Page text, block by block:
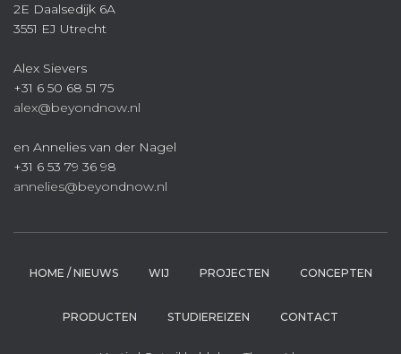
2E Daalsedijk 6A
3551 EJ Utrecht
Alex Sievers
+31 6 50 68 51 75
alex@beyondnow.nl
en Annelies van der Nagel
+31 6 53 79 36 98
annelies@beyondnow.nl
HOME / NIEUWS WIJ PROJECTEN CONCEPTEN
PRODUCTEN STUDIEREIZEN CONTACT